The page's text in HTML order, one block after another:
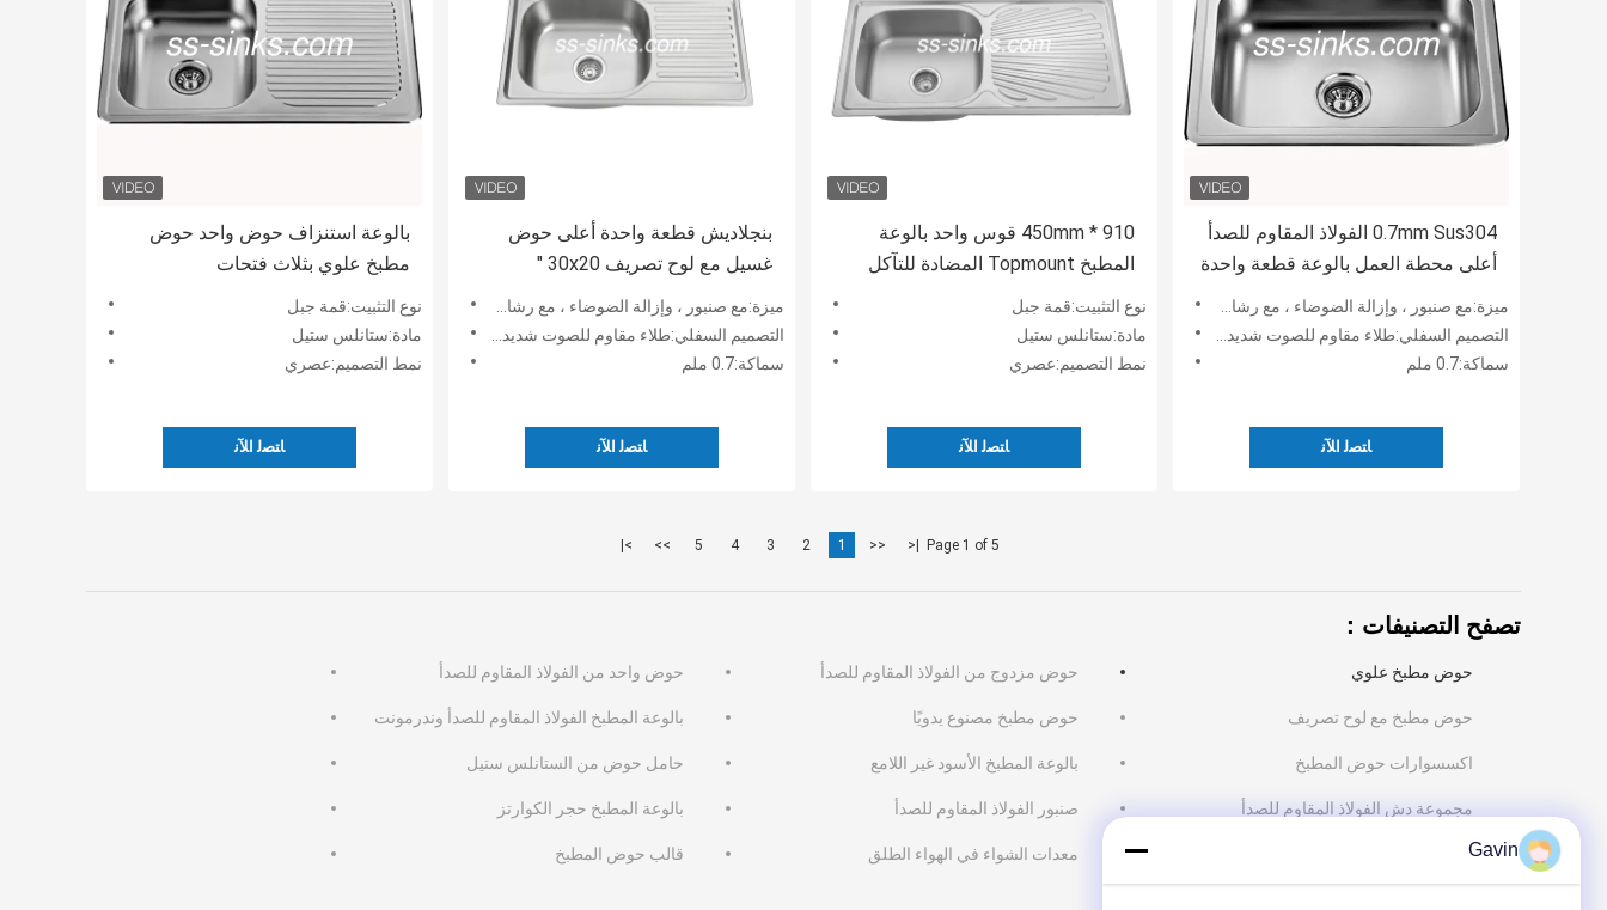
بالوعة استنزاف حوض واحد حوض
مطبخ علوي بثلاث فتحات
نوع التثبيت:قمة جبل
مادة:ستانلس ستيل
نمط التصميم:عصري
ﺎﺘﺼﻟ ﺍﻶﻧ
بنجلاديش قطعة واحدة أعلى حوض
غسيل مع لوح تصريف 30x20 "
ميزة:مع صنبور ، وإزالة الضوضاء ، مع رشاش ، مصفاة ، لوح تقطيع ورف قابل للطي
التصميم السفلي:طلاء مقاوم للصوت شديد التحمل وحشو مطاطي سميك
سماكة:0.7 ملم
ﺎﺘﺼﻟ ﺍﻶﻧ
910 * 450mm قوس واحد بالوعة
المطبخ Topmount المضادة للتآكل
نوع التثبيت:قمة جبل
مادة:ستانلس ستيل
نمط التصميم:عصري
ﺎﺘﺼﻟ ﺍﻶﻧ
0.7mm Sus304 الفولاذ المقاوم للصدأ
أعلى محطة العمل بالوعة قطعة واحدة
ميزة:مع صنبور ، وإزالة الضوضاء ، مع رشاش ، مصفاة ، لوح تقطيع ورف قابل للطي
التصميم السفلي:طلاء مقاوم للصوت شديد التحمل وحشو مطاطي سميك
سماكة:0.7 ملم
ﺎﺘﺼﻟ ﺍﻶﻧ
Page 1 of 5
|<
<<
1
2
3
4
5
>>
>|
تصفح التصنيفات：
حوض واحد من الفولاذ المقاوم للصدأ حوض مزدوج من الفولاذ المقاوم للصدأ حوض مطبخ علوي
بالوعة المطبخ الفولاذ المقاوم للصدأ وندرمونت حوض مطبخ مصنوع يدويًا حوض مطبخ مع لوح تصريف
حامل حوض من الستانلس ستيل بالوعة المطبخ الأسود غير اللامع اكسسوارات حوض المطبخ
بالوعة المطبخ حجر الكوارتز صنبور الفولاذ المقاوم للصدأ مجموعة دش الفولاذ المقاوم للصدأ
قالب حوض المطبخ معدات الشواء في الهواء الطلق Gavin